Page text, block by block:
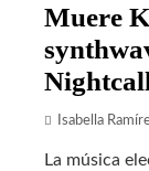
Muere
Isabella
La música